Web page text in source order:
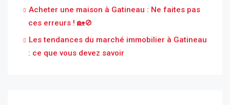
Acheter une maison à Gatineau : Ne faites pas
ces erreurs ! 🏡🚫
Les tendances du marché immobilier à Gatineau
: ce que vous devez savoir